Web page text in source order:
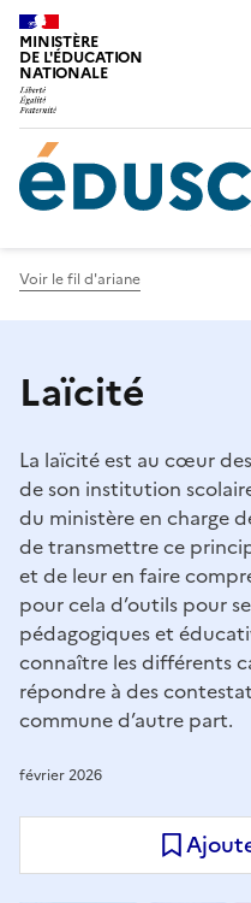
Gestion de vos
MINISTÈRE
DE L'ÉDUCATION
NATIONALE
Voir le fil d'ariane
Laïcité
La laïcité est au cœur
de son institution
du ministère en charge
de transmettre ce
et de leur en faire
pour cela d’outils pour
pédagogiques et
connaître les différents
répondre à des
commune d’autre part.
février 2026